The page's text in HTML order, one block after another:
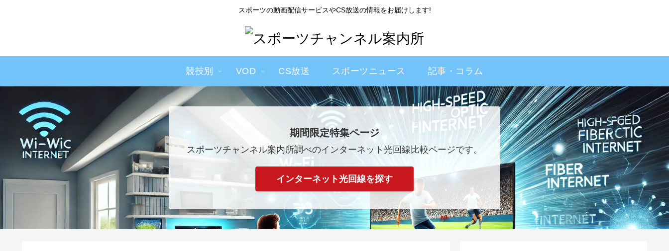
スポーツの動画配信サービスやCS放送の情報をお届けします!
競技別 VOD CS放送 スポーツニュース 記事・コラム
期間限定特集ページ
スポーツチャンネル案内所調べのインターネット光回線比較ページです。
インターネット光回線を探す